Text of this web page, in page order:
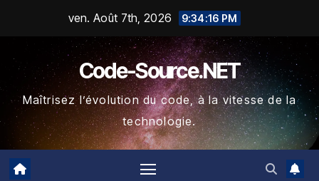
ven. Août 7th, 2026 9:34:16 PM
Code-Source.NET
Maîtrisez l’évolution du code, à la vitesse de la
technologie.